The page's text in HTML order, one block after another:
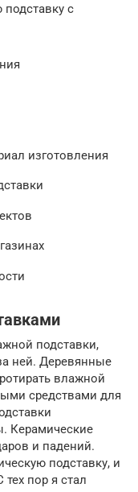
с
изготовления
подставки,
ней. Деревянные
влажной
средствами для
Керамические
и падений.
подставку, и
пор я стал